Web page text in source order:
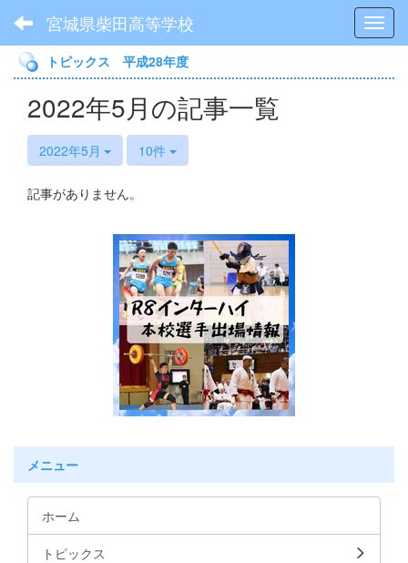
宮城県柴田高等学校
トピックス 平成28年度
2022年5月の記事一覧
2022年5月 10件
記事がありません。
メニュー
ホーム
トピックス